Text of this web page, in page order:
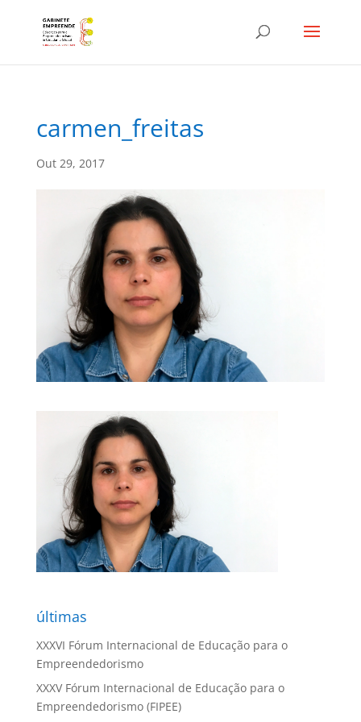
carmen_freitas
Out 29, 2017
últimas
XXXVI Fórum Internacional de Educação para o
Empreendedorismo
XXXV Fórum Internacional de Educação para o
Empreendedorismo (FIPEE)